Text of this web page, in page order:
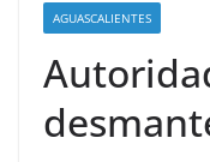
AGUASCALIENTES